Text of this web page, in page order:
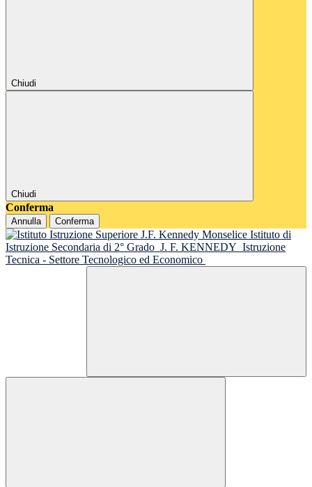
Chiudi
Chiudi
Conferma
Annulla Conferma
Istituto di
Istruzione Secondaria di 2° Grado J. F. KENNEDY Istruzione
Tecnica - Settore Tecnologico ed Economico